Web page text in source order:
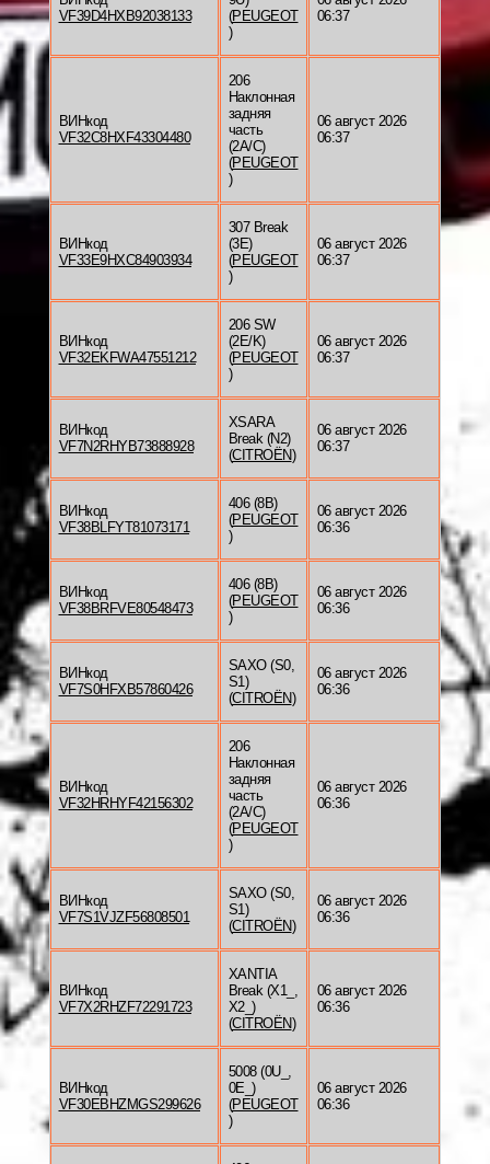
VF39D4HXB92038133
(PEUGEOT
)
06:37
ВИНкод
VF32C8HXF43304480
206
Наклонная
задняя
часть
(2A/C)
(PEUGEOT
)
06 август 2026
06:37
ВИНкод
VF33E9HXC84903934
307 Break
(3E)
(PEUGEOT
)
06 август 2026
06:37
ВИНкод
VF32EKFWA47551212
206 SW
(2E/K)
(PEUGEOT
)
06 август 2026
06:37
ВИНкод
VF7N2RHYB73888928
XSARA
Break (N2)
(CITROËN)
06 август 2026
06:37
ВИНкод
VF38BLFYT81073171
406 (8B)
(PEUGEOT
)
06 август 2026
06:36
ВИНкод
VF38BRFVE80548473
406 (8B)
(PEUGEOT
)
06 август 2026
06:36
ВИНкод
VF7S0HFXB57860426
SAXO (S0,
S1)
(CITROËN)
06 август 2026
06:36
ВИНкод
VF32HRHYF42156302
206
Наклонная
задняя
часть
(2A/C)
(PEUGEOT
)
06 август 2026
06:36
ВИНкод
VF7S1VJZF56808501
SAXO (S0,
S1)
(CITROËN)
06 август 2026
06:36
ВИНкод
VF7X2RHZF72291723
XANTIA
Break (X1_,
X2_)
(CITROËN)
06 август 2026
06:36
ВИНкод
VF30EBHZMGS299626
5008 (0U_,
0E_)
(PEUGEOT
)
06 август 2026
06:36